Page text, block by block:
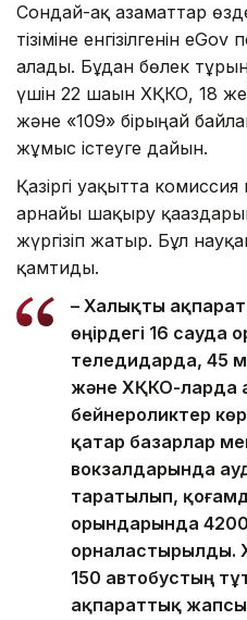
Сондай-ақ азаматтар
тізіміне енгізілгенін
алады. Бұдан бөлек
үшін 22 шағын ХҚКО, 18
және «109» бірыңғай
жұмыс істеуге дайын.
Қазіргі уақытта
арнайы шақыру
жүргізіп жатыр. Бұл
қамтиды.
– Халықты
өңірдегі 16 сауда
теледидарда, 45
және ХҚКО-ларда
бейнероликтер
қатар базарлар
вокзалдарында
таратылып,
орындарында
орналастырылды.
150 автобустың
ақпараттық